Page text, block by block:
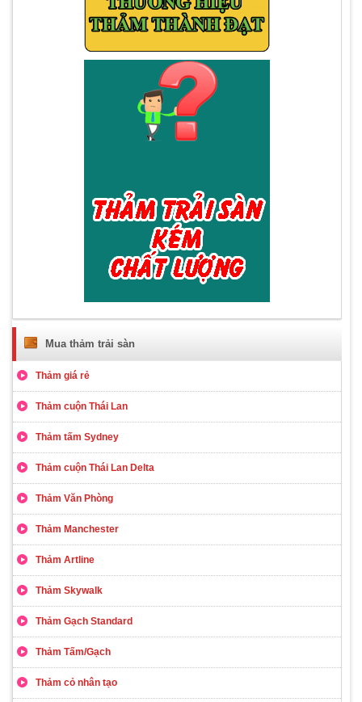
Mua thảm trải sàn
Thảm giá rẻ
Thảm cuộn Thái Lan
Thảm tấm Sydney
Thảm cuộn Thái Lan Delta
Thảm Văn Phòng
Thảm Manchester
Thảm Artline
Thảm Skywalk
Thảm Gạch Standard
Thảm Tấm/Gạch
Thảm cỏ nhân tạo